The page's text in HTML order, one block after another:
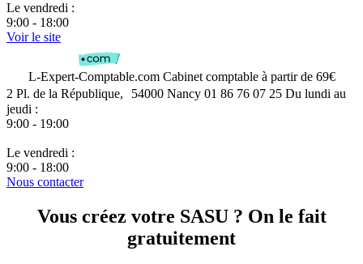
Le vendredi :
9:00 - 18:00
Voir le site
L-Expert-Comptable.com Cabinet comptable à partir de 69€
2 Pl. de la République, 54000 Nancy 01 86 76 07 25 Du lundi au
jeudi :
9:00 - 19:00
Le vendredi :
9:00 - 18:00
Nous contacter
Vous créez votre SASU ? On le fait
gratuitement